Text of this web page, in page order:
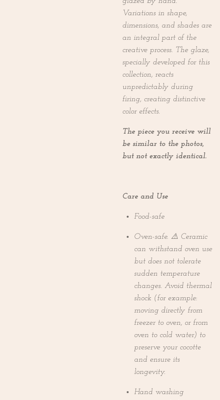
Variations in shape,
dimensions, and shades are
an integral part of the
creative process. The glaze,
specially developed for this
collection, reacts
unpredictably during
firing, creating distinctive
color effects.
The piece you receive will
be similar to the photos,
but not exactly identical.
Care and Use
Food-safe
Oven-safe. ⚠️ Ceramic
can withstand oven use
but does not tolerate
sudden temperature
changes. Avoid thermal
shock (for example:
moving directly from
freezer to oven, or from
oven to cold water) to
preserve your cocotte
and ensure its
longevity.
Hand washing